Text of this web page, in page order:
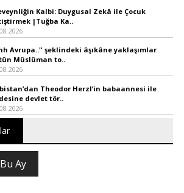
Kalbi: Duygusal Zekâ ile Çocuk
|Tuğba Ka..
Avrupa..'' şeklindeki âşıkâne yaklaşımlar
Müslüman to..
Theodor Herzl’in babaannesi ile
devlet tör..
Bu Ay